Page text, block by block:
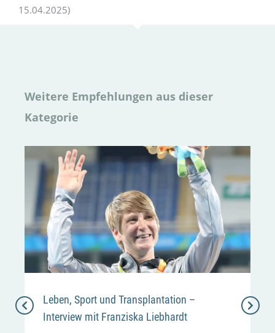
15.04.2025)
Weitere Empfehlungen aus dieser
Kategorie
Leben, Sport und Transplantation –
Interview mit Franziska Liebhardt